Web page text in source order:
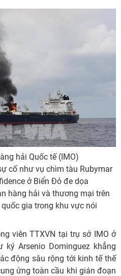
hải Quốc tế (IMO)
cố như vụ chìm tàu Rubymar
ở Biển Đỏ đe dọa
hàng hải và thương mại trên
gia trong khu vực nói
viên TTXVN tại trụ sở IMO ở
Arsenio Dominguez khẳng
động sâu rộng tới kinh tế thế
ứng toàn cầu khi gián đoạn